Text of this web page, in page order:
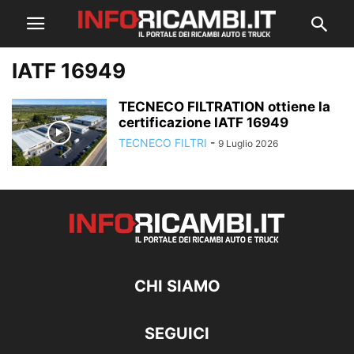
IATF 16949
TECNECO FILTRATION ottiene la
certificazione IATF 16949
TECNECO FILTRI - 9 Luglio 2026
CHI SIAMO
SEGUICI